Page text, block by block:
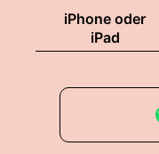
iPhone oder
iPad